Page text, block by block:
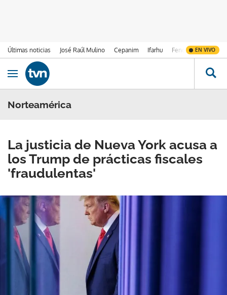
Últimas noticias José Raúl Mulino Cepanim Ifarhu Fenómeno de El
EN VIVO
Ir al contenido
Obrir navegació
Norteamérica
La justicia de Nueva York acusa a
los Trump de prácticas fiscales
'fraudulentas'